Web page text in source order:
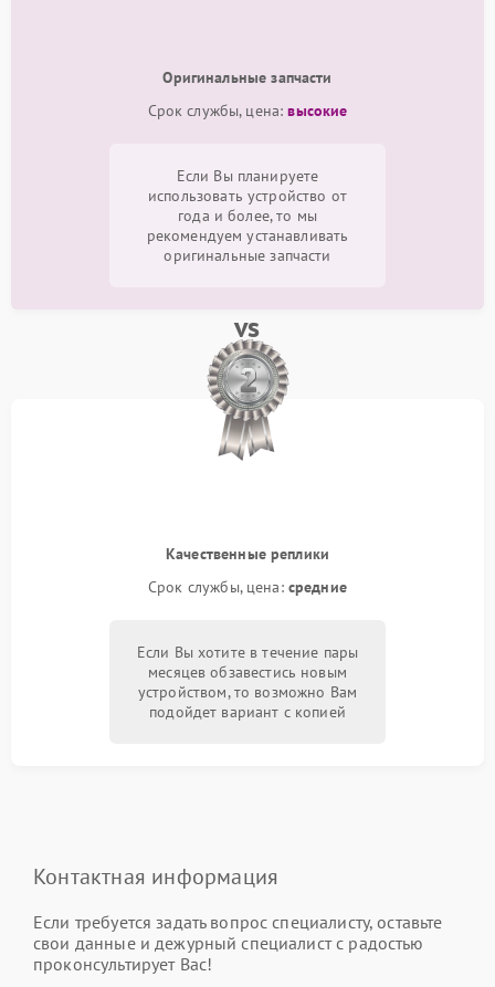
Оригинальные запчасти
Срок службы, цена:высокие
Если Вы планируете
использовать устройство от
года и более, то мы
рекомендуем устанавливать
оригинальные запчасти
vs
Качественные реплики
Срок службы, цена: средние
Если Вы хотите в течение пары
месяцев обзавестись новым
устройством, то возможно Вам
подойдет вариант с копией
Контактная информация
Если требуется задать вопрос специалисту, оставьте
свои данные и дежурный специалист с радостью
проконсультирует Вас!